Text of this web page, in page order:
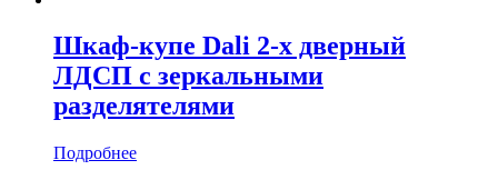
Шкаф-купе Dali 2-х дверный
ЛДСП с зеркальными
разделятелями
Подробнее